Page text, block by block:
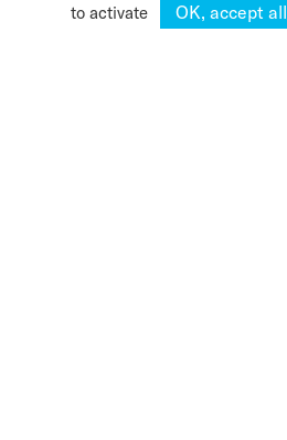
to activate
OK, accept all